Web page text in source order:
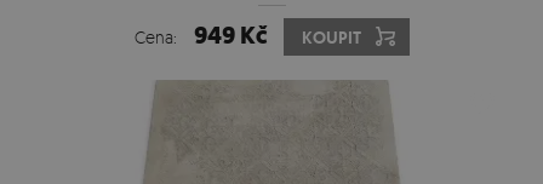
Cena: 949 Kč KOUPIT